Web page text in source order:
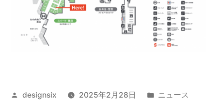
投
designsix 2025年2月28日
カ
ニュース